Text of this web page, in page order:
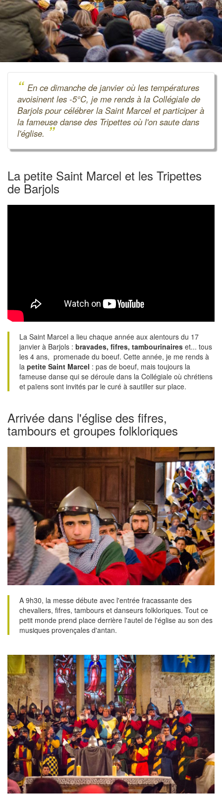
“ En ce dimanche de janvier où les températures
avoisinent les -5°C, je me rends à la Collégiale de
Barjols pour célébrer la Saint Marcel et participer à
la fameuse danse des Tripettes où l'on saute dans
l'église. ”
La petite Saint Marcel et les Tripettes
de Barjols
La Saint Marcel a lieu chaque année aux alentours du 17
janvier à Barjols : bravades, fifres, tambourinaires et... tous
les 4 ans, promenade du boeuf. Cette année, je me rends à
la petite Saint Marcel : pas de boeuf, mais toujours la
fameuse danse qui se déroule dans la Collégiale où chrétiens
et païens sont invités par le curé à sautiller sur place.
Arrivée dans l'église des fifres,
tambours et groupes folkloriques
A 9h30, la messe débute avec l'entrée fracassante des
chevaliers, fifres, tambours et danseurs folkloriques. Tout ce
petit monde prend place derrière l'autel de l'église au son des
musiques provençales d'antan.